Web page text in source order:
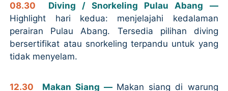
08.30 Diving / Snorkeling Pulau Abang —
Highlight hari kedua: menjelajahi kedalaman
perairan Pulau Abang. Tersedia pilihan diving
bersertifikat atau snorkeling terpandu untuk yang
tidak menyelam.
12.30 Makan Siang — Makan siang di warung